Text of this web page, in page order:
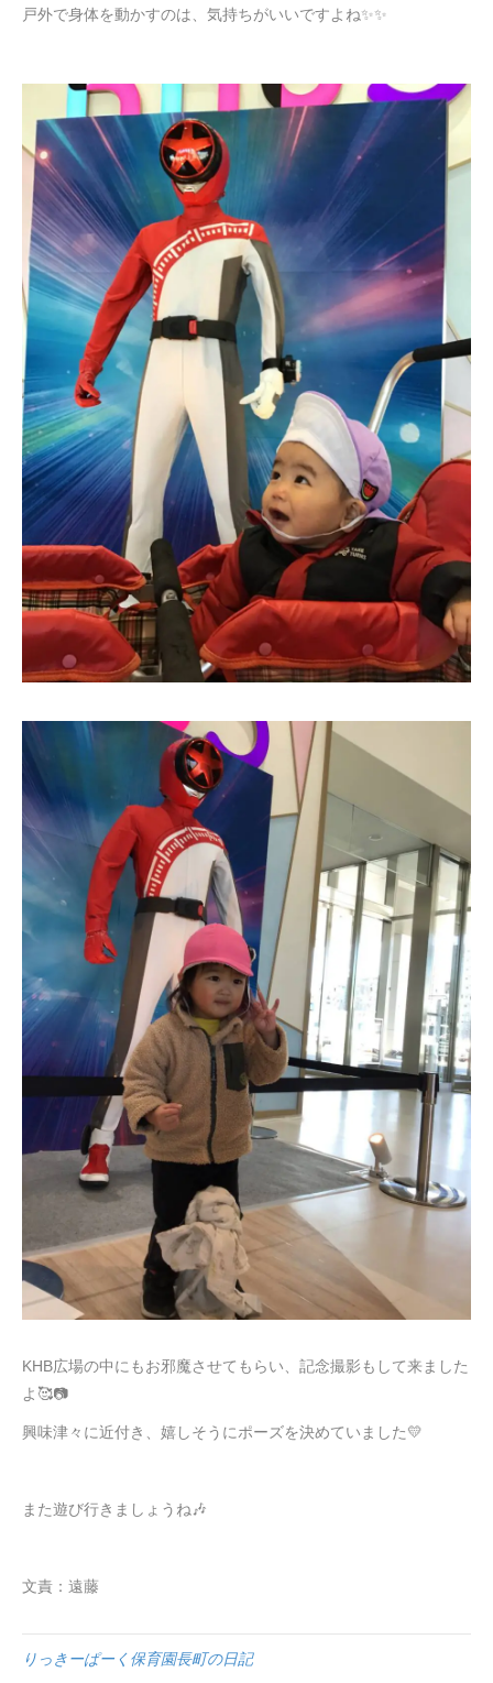
戸外で身体を動かすのは、気持ちがいいですよね✨✨
KHB広場の中にもお邪魔させてもらい、記念撮影もして来ました
よ🥰📷
興味津々に近付き、嬉しそうにポーズを決めていました💛
また遊び行きましょうね🎶
文責：遠藤
りっきーぱーく保育園長町の日記